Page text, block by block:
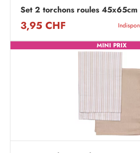
Set 2 torchons roules
3,95 CHF
MINI PRIX